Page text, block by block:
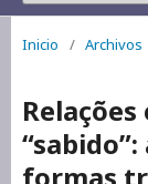
Inicio / Archivos
formas